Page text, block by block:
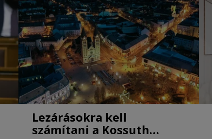
Lezárásokra kell
számítani a Kossuth